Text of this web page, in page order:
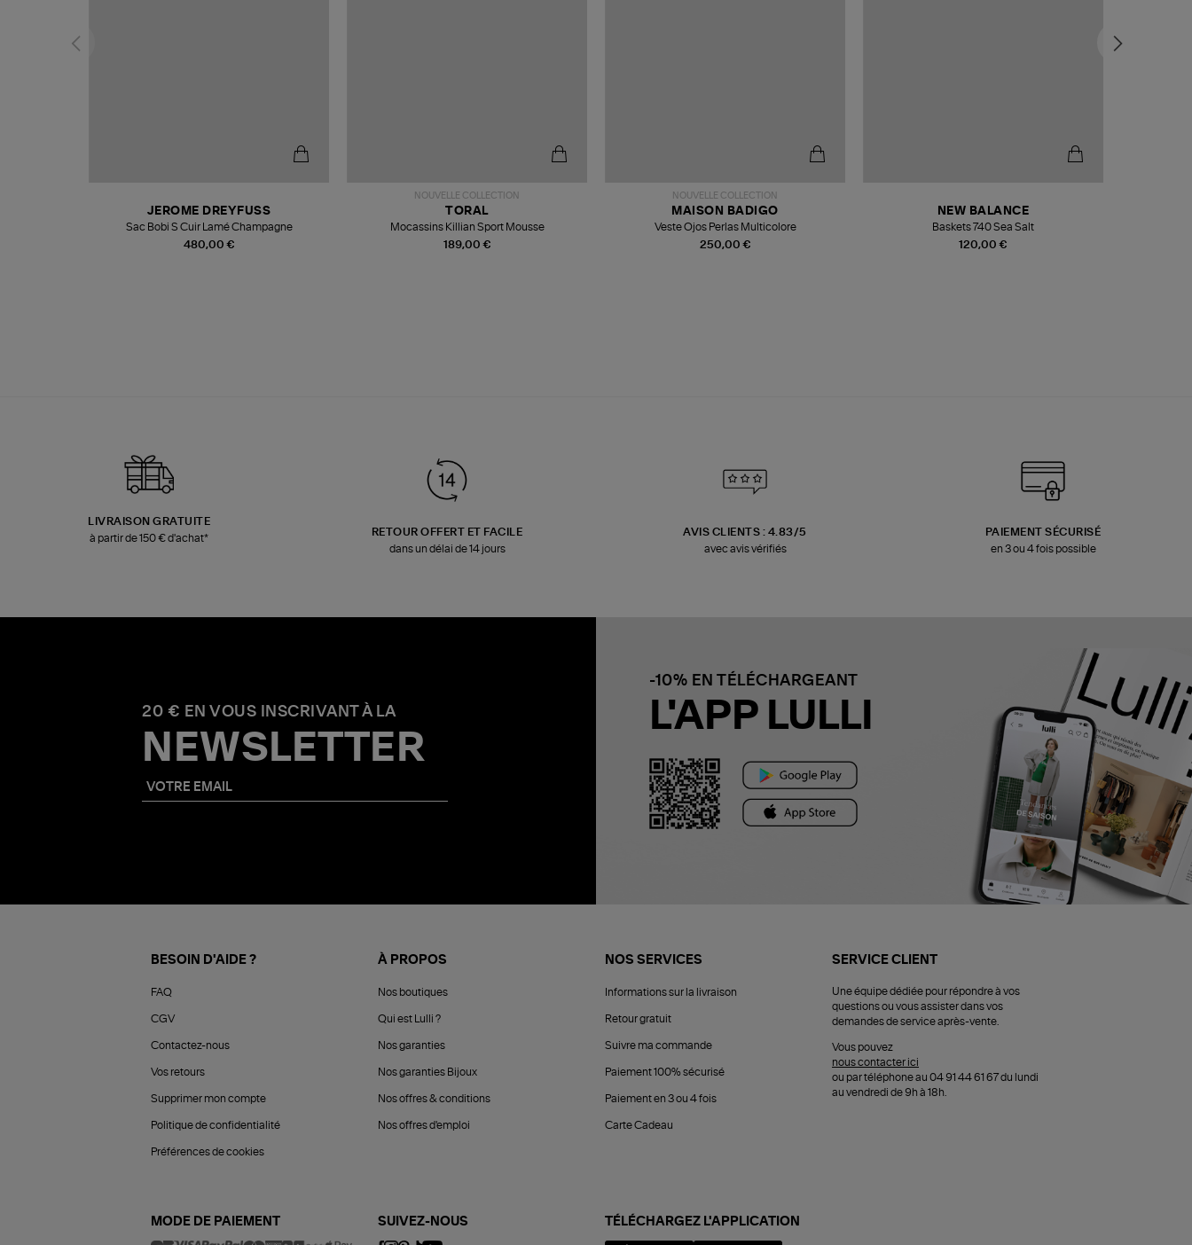
480,00 €
JEROME DREYFUSS
Sac Bobi S Cuir Lamé Champagne
NOUVELLE COLLECTION
189,00 €
TORAL
Mocassins Killian Sport Mousse
NOUVELLE COLLECTION
250,00 €
MAISON BADIGO
Veste Ojos Perlas Multicolore
120,00 €
NEW BALANCE
Baskets 740 Sea Salt
LIVRAISON GRATUITE
à partir de 150 € d'achat*
RETOUR OFFERT ET FACILE
dans un délai de 14 jours
AVIS CLIENTS : 4.83/5
avec avis vérifiés
PAIEMENT SÉCURISÉ
en 3 ou 4 fois possible
20 € EN VOUS INSCRIVANT À LA
NEWSLETTER
-10% EN TÉLÉCHARGEANT
L'APP LULLI
BESOIN D'AIDE ?
FAQ
CGV
Contactez-nous
Vos retours
Supprimer mon compte
Politique de confidentialité
Préférences de cookies
À PROPOS
Nos boutiques
Qui est Lulli ?
Nos garanties
Nos garanties Bijoux
Nos offres & conditions
Nos offres d'emploi
NOS SERVICES
Informations sur la livraison
Retour gratuit
Suivre ma commande
Paiement 100% sécurisé
Paiement en 3 ou 4 fois
Carte Cadeau
SERVICE CLIENT
Une équipe dédiée pour répondre à vos
questions ou vous assister dans vos
demandes de service après-vente.
Vous pouvez
nous contacter ici
ou par téléphone au 04 91 44 61 67 du lundi
au vendredi de 9h à 18h.
MODE DE PAIEMENT SUIVEZ-NOUS TÉLÉCHARGEZ L'APPLICATION